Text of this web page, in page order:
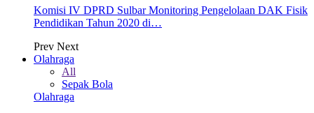
Komisi IV DPRD Sulbar Monitoring Pengelolaan DAK Fisik
Pendidikan Tahun 2020 di…
Prev Next
Olahraga
All
Sepak Bola
Olahraga